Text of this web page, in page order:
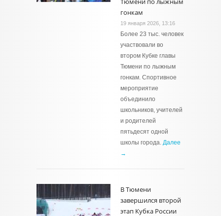
гонкам
19 января 2026, 13:16
Более 23 тыс. человек
участвовали во
втором Кубке главы
Тюмени по лыжным
гонкам. Спортивное
мероприятие
объединило
школьников, учителей
и родителей
пятьдесят одной
школы города. Далее
→
В Тюмени
завершился второй
этап Кубка России